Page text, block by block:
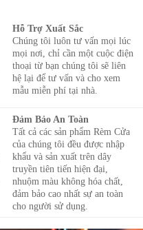
Hỗ Trợ Xuất Sắc
Chúng tôi luôn tư vấn mọi lúc
mọi nơi, chỉ cần một cuộc điện
thoại từ bạn chúng tôi sẽ liên
hệ lại để tư vấn và cho xem
mẫu miễn phí tại nhà.
Đảm Bảo An Toàn
Tất cả các sản phẩm Rèm Cửa
của chúng tôi đều được nhập
khẩu và sản xuất trên dây
truyền tiên tiến hiện đại,
nhuộm màu không hóa chất,
đảm bảo cao nhất sự an toàn
cho người sử dụng.